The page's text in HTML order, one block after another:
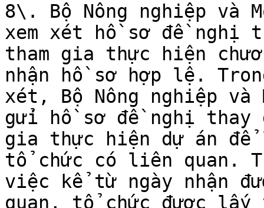
8\. Bộ Nông nghiệp và
xem xét hồ sơ đề nghị
tham gia thực hiện
nhận hồ sơ hợp lệ.
xét, Bộ Nông nghiệp
gửi hồ sơ đề nghị thay
gia thực hiện dự án
tổ chức có liên quan.
việc kể từ ngày nhận
quan, tổ chức được